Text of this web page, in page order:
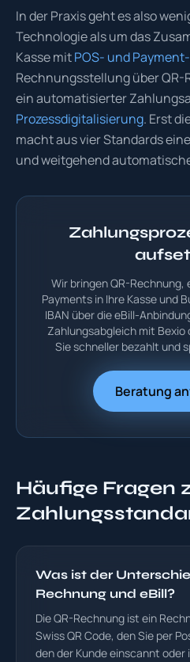
In der Praxis geht es also
Technologie als um das
Kasse mitPOS- und
Rechnungsstellung über
ein automatisierter
Prozessdigitalisierung. Erst
macht aus vier Standards
und weitgehend
Wir bringen QR-Rechnung,
Payments in Ihre Kasse und
IBAN über die eBill-
Zahlungsabgleich mit Bexio
Sie schneller bezahlt und
Beratung
Häufige Fragen
Was ist der
Rechnung und eBill?
Die QR-Rechnung ist ein
Swiss QR Code, den Sie per
den der Kunde einscannt